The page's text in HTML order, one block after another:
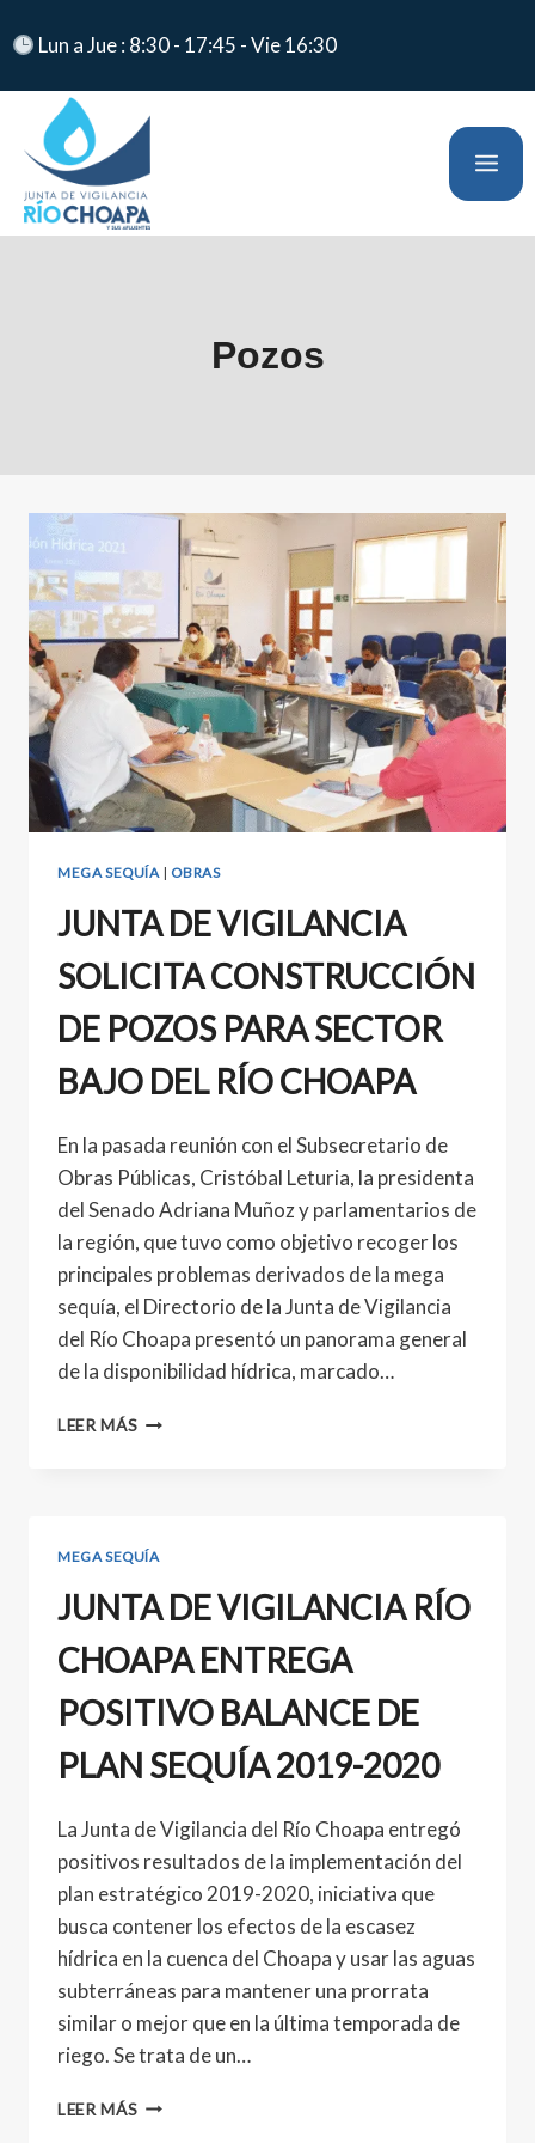
Lun a Jue : 8:30 - 17:45 - Vie 16:30
Pozos
MEGA SEQUÍA |OBRAS
JUNTA DE VIGILANCIA
SOLICITA CONSTRUCCIÓN
DE POZOS PARA SECTOR
BAJO DEL RÍO CHOAPA
En la pasada reunión con el Subsecretario de
Obras Públicas, Cristóbal Leturia, la presidenta
del Senado Adriana Muñoz y parlamentarios de
la región, que tuvo como objetivo recoger los
principales problemas derivados de la mega
sequía, el Directorio de la Junta de Vigilancia
del Río Choapa presentó un panorama general
de la disponibilidad hídrica, marcado…
LEER MÁS
MEGA SEQUÍA
JUNTA DE VIGILANCIA RÍO
CHOAPA ENTREGA
POSITIVO BALANCE DE
PLAN SEQUÍA 2019-2020
La Junta de Vigilancia del Río Choapa entregó
positivos resultados de la implementación del
plan estratégico 2019-2020, iniciativa que
busca contener los efectos de la escasez
hídrica en la cuenca del Choapa y usar las aguas
subterráneas para mantener una prorrata
similar o mejor que en la última temporada de
riego. Se trata de un…
LEER MÁS